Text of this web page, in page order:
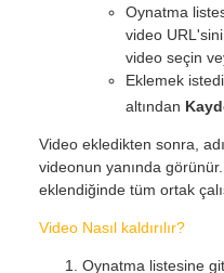
Oynatma
video
video seçin
Eklemek
altından
Video ekledikten sonra,
videonun yanında
eklendiğinde tüm ortak
Video Nasıl kaldırılır?
Oynatma listesine